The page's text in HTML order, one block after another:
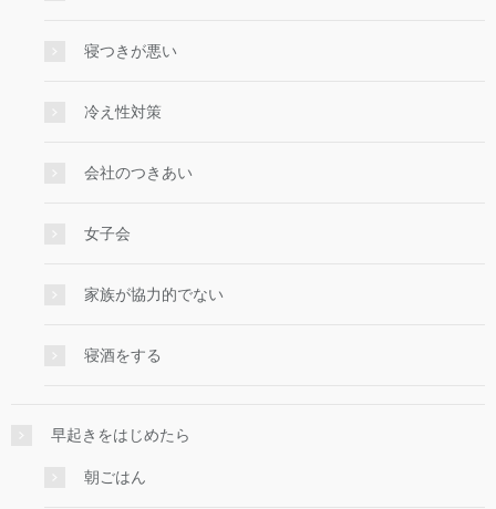
寝つきが悪い
冷え性対策
会社のつきあい
女子会
家族が協力的でない
寝酒をする
早起きをはじめたら
朝ごはん